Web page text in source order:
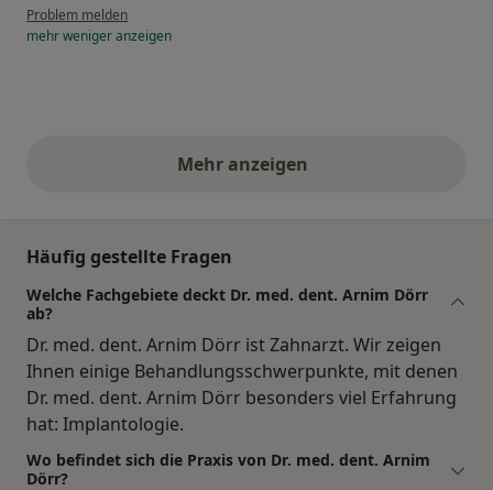
Problem melden
mehrwenigeranzeigen
Mehr anzeigenobige Stellungnahmen
Häufig gestellte Fragen
Welche Fachgebiete deckt Dr. med. dent. Arnim Dörr
ab?
Dr. med. dent. Arnim Dörr ist Zahnarzt. Wir zeigen
Ihnen einige Behandlungsschwerpunkte, mit denen
Dr. med. dent. Arnim Dörr besonders viel Erfahrung
hat: Implantologie.
Wo befindet sich die Praxis von Dr. med. dent. Arnim
Dörr?